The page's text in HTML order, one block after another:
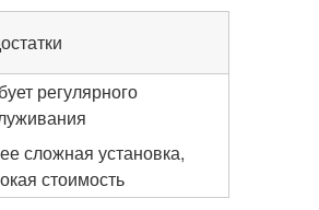
регулярного
сложная установка,
стоимость